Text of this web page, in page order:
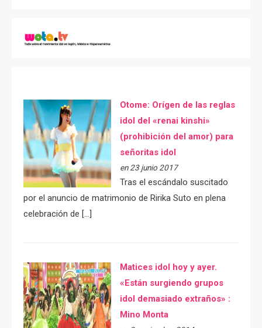
Otome: Orígen de las reglas
idol del «renai kinshi»
(prohibición del amor) para
señoritas idol
en 23 junio 2017
Tras el escándalo suscitado
por el anuncio de matrimonio de Ririka Suto en plena
celebración de […]
Matices idol hoy y ayer.
«Están surgiendo grupos
idol demasiado extraños» :
Mino Monta